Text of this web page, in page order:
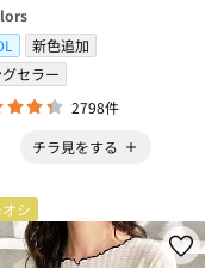
新色追加
セラー
2798件
チラ見をする
シ